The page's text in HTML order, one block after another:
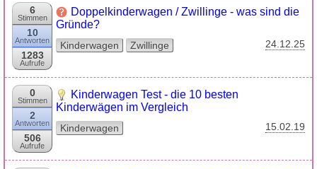
6
Stimmen
10
Antworten
1283
Aufrufe
Doppelkinderwagen / Zwillinge - was sind die
Gründe?
Kinderwagen Zwillinge 24.12.25
0
Stimmen
2
Antworten
506
Aufrufe
Kinderwagen Test - die 10 besten
Kinderwägen im Vergleich
Kinderwagen 15.02.19